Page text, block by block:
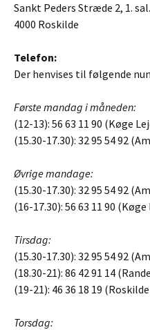
Sankt Peders Stræde 2, 1. sal.
4000 Roskilde
Telefon:
Der henvises til følgende
Første mandag i måneden:
(12-13): 56 63 11 90 (Køge
(15.30-17.30): 32 95 54 92
Øvrige mandage:
(15.30-17.30): 32 95 54 92
(16-17.30): 56 63 11 90
Tirsdag:
(15.30-17.30): 32 95 54 92
(18.30-21): 86 42 91 14
(19-21): 46 36 18 19
Torsdag: